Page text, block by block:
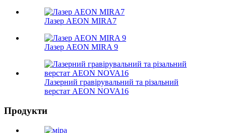
Лазер AEON MIRA7
Лазер AEON MIRA 9
Лазерний гравірувальний та різальний
верстат AEON NOVA16
Продукти